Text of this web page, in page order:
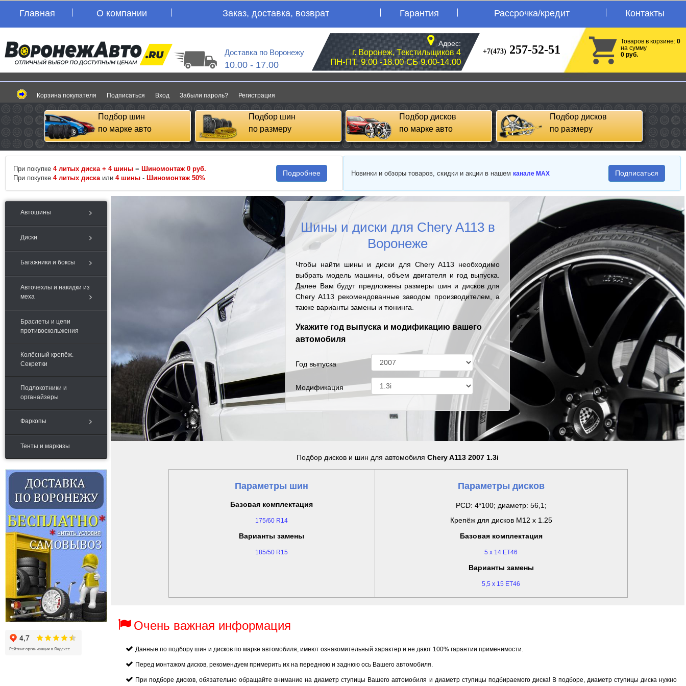
Главная О компании Заказ, доставка, возврат Гарантия Рассрочка/кредит Контакты
Доставка по Воронежу
10.00 - 17.00
Адрес:
г. Воронеж, Текстильщиков 4
ПН-ПТ, 9.00 -18.00 СБ 9.00-14.00
+7(473) 257-52-51
Товаров в корзине: 0
на сумму
0 руб.
Корзина покупателя Подписаться Вход Забыли пароль? Регистрация
Подбор шин
по марке авто
Подбор шин
по размеру
Подбор дисков
по марке авто
Подбор дисков
по размеру
При покупке 4 литых диска + 4 шины = Шиномонтаж 0 руб.
При покупке 4 литых диска или 4 шины - Шиномонтаж 50%
Подробнее Новинки и обзоры товаров, скидки и акции в нашем канале MAX Подписаться
Автошины
Диски
Багажники и боксы
Авточехлы и накидки из
меха
Браслеты и цепи
противоскольжения
Колёсный крепёж.
Секретки
Подлокотники и
органайзеры
Фаркопы
Тенты и маркизы
Шины и диски для Chery A113 в
Воронеже
Чтобы найти шины и диски для Chery A113 необходимо
выбрать модель машины, объем двигателя и год выпуска.
Далее Вам будут предложены размеры шин и дисков для
Chery A113 рекомендованные заводом производителем, а
также варианты замены и тюнинга.
Укажите год выпуска и модификацию вашего
автомобиля
Год выпуска
Модификация
Подбор дисков и шин для автомобиля Chery A113 2007 1.3i
Параметры шин
Базовая комплектация
175/60 R14
Варианты замены
185/50 R15
Параметры дисков
PCD: 4*100; диаметр: 56,1;
Крепёж для дисков M12 x 1.25
Базовая комплектация
5 x 14 ET46
Варианты замены
5,5 x 15 ET46
Очень важная информация
Данные по подбору шин и дисков по марке автомобиля, имеют ознакомительный характер и не дают 100% гарантии применимости.
Перед монтажом дисков, рекомендуем примерить их на переднюю и заднюю ось Вашего автомобиля.
При подборе дисков, обязательно обращайте внимание на диаметр ступицы Вашего автомобиля и диаметр ступицы подбираемого диска! В подборе, диаметр ступицы диска нужно